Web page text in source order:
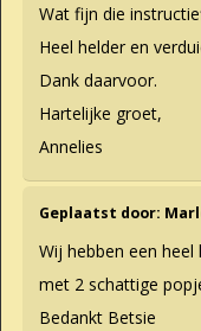
Wat fijn die
Heel helder en
Dank daarvoor.
Hartelijke groet,
Annelies
Geplaatst door:
Wij hebben een
met 2 schattige
Bedankt Betsie